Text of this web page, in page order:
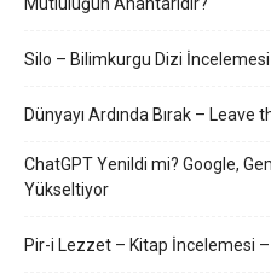
Silo – Bilimkurgu Dizi İncelemesi
Dünyayı Ardında Bırak –
ChatGPT Yenildi mi? Google,
Yükseltiyor
Pir-i Lezzet – Kitap İncelemesi –